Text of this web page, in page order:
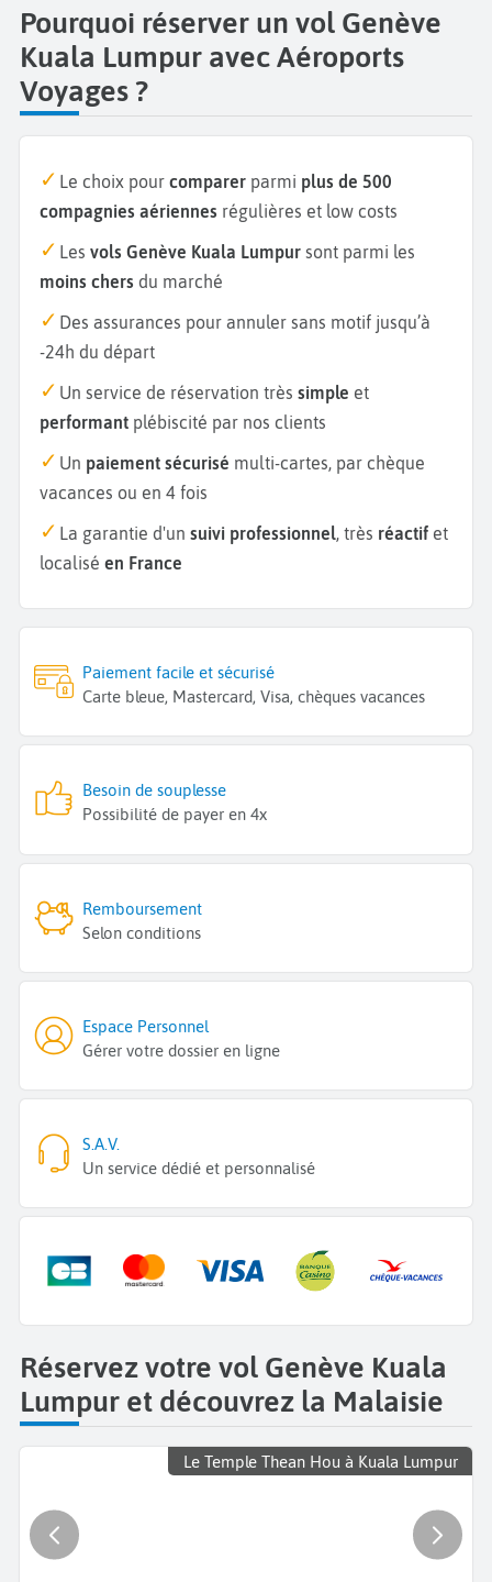
Pourquoi réserver un vol Genève
Kuala Lumpur avec Aéroports
Voyages ?
Le choix pour comparer parmi plus de 500
compagnies aériennes régulières et low costs
Les vols Genève Kuala Lumpur sont parmi les
moins chers du marché
Des assurances pour annuler sans motif jusqu’à
-24h du départ
Un service de réservation très simple et
performant plébiscité par nos clients
Un paiement sécurisé multi-cartes, par chèque
vacances ou en 4 fois
La garantie d'un suivi professionnel, très réactif et
localisé en France
Paiement facile et sécurisé
Carte bleue, Mastercard, Visa, chèques vacances
Besoin de souplesse
Possibilité de payer en 4x
Remboursement
Selon conditions
Espace Personnel
Gérer votre dossier en ligne
S.A.V.
Un service dédié et personnalisé
Réservez votre vol Genève Kuala
Lumpur et découvrez la Malaisie
Le Temple Thean Hou à Kuala Lumpur